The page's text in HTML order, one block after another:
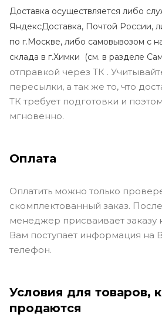
Доставка осуществляется либо
ЯндексДоставка, Почтой России,
по г.Москве, либо самовывозом с
склада в г.Химки (см. в разделе
отправкой через ТК .
пересылки, а так же то, что
ТК требует подготовки и
мгновенно.
Оплата
Оплатить можно только
скомплектованный заказ.
менеджер присваивает заказу
Вам поступает информация
телефон.
Условия для товаров,
продаются